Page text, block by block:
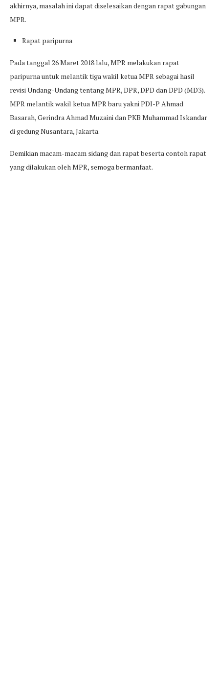
akhirnya, masalah ini dapat diselesaikan dengan rapat gabungan
MPR.
Rapat paripurna
Pada tanggal 26 Maret 2018 lalu, MPR melakukan rapat
paripurna untuk melantik tiga wakil ketua MPR sebagai hasil
revisi Undang-Undang tentang MPR, DPR, DPD dan DPD (MD3).
MPR melantik wakil ketua MPR baru yakni PDI-P Ahmad
Basarah, Gerindra Ahmad Muzaini dan PKB Muhammad Iskandar
di gedung Nusantara, Jakarta.
Demikian macam-macam sidang dan rapat beserta contoh rapat
yang dilakukan oleh MPR, semoga bermanfaat.